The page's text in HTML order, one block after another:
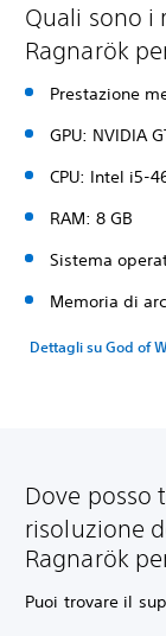
Quali sono i
Ragnarök
Prestazione
GPU: NVIDIA
CPU: Intel i5-
RAM: 8 GB
Sistema
Memoria di
Dettagli su God of
Dove posso
risoluzione
Ragnarök
Puoi trovare il